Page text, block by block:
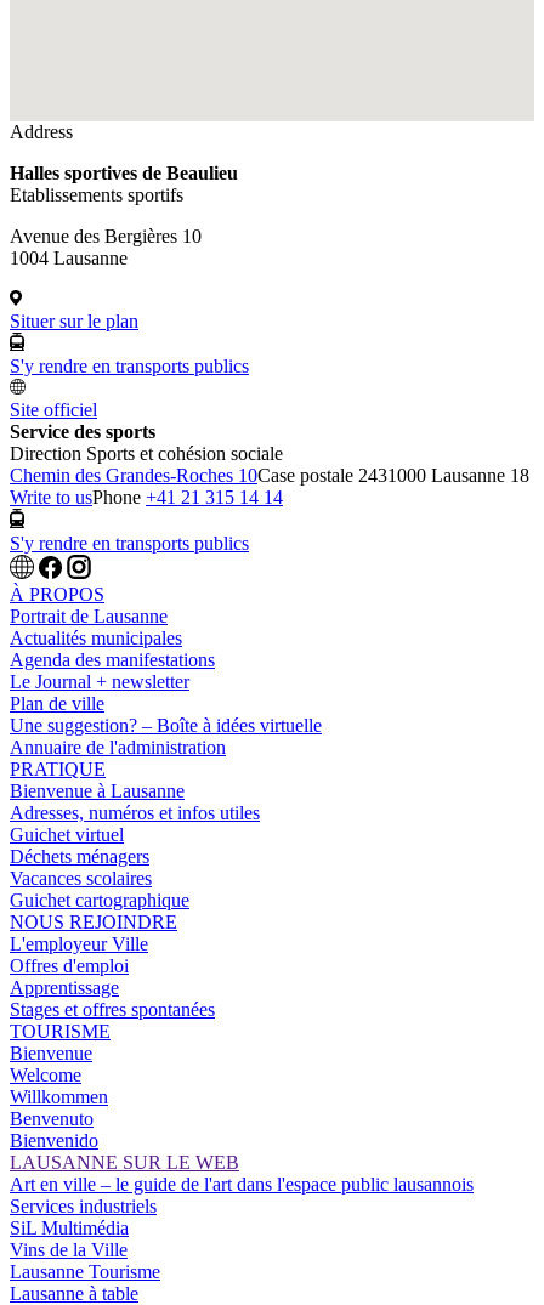
Address
Halles sportives de Beaulieu
Etablissements sportifs
Avenue des Bergières 10
1004 Lausanne
Situer sur le plan
S'y rendre en transports publics
Site officiel
Service des sports
Direction Sports et cohésion sociale
Chemin des Grandes-Roches 10Case postale 2431000 Lausanne 18
Write to usPhone +41 21 315 14 14
S'y rendre en transports publics
À PROPOS
Portrait de Lausanne
Actualités municipales
Agenda des manifestations
Le Journal + newsletter
Plan de ville
Une suggestion? – Boîte à idées virtuelle
Annuaire de l'administration
PRATIQUE
Bienvenue à Lausanne
Adresses, numéros et infos utiles
Guichet virtuel
Déchets ménagers
Vacances scolaires
Guichet cartographique
NOUS REJOINDRE
L'employeur Ville
Offres d'emploi
Apprentissage
Stages et offres spontanées
TOURISME
Bienvenue
Welcome
Willkommen
Benvenuto
Bienvenido
LAUSANNE SUR LE WEB
Art en ville – le guide de l'art dans l'espace public lausannois
Services industriels
SiL Multimédia
Vins de la Ville
Lausanne Tourisme
Lausanne à table